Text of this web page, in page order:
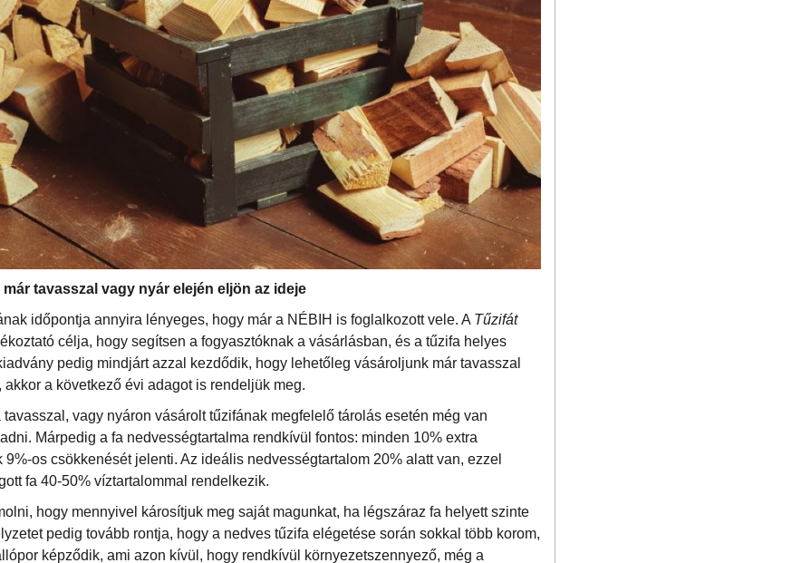
tavasszal vagy nyár elején eljön az ideje
időpontja annyira lényeges, hogy már a NÉBIH is foglalkozott vele. A Tűzifát
célja, hogy segítsen a fogyasztóknak a vásárlásban, és a tűzifa helyes
pedig mindjárt azzal kezdődik, hogy lehetőleg vásároljunk már tavasszal
akkor a következő évi adagot is rendeljük meg.
tavasszal, vagy nyáron vásárolt tűzifának megfelelő tárolás esetén még van
Márpedig a fa nedvességtartalma rendkívül fontos: minden 10% extra
9%-os csökkenését jelenti. Az ideális nedvességtartalom 20% alatt van, ezzel
fa 40-50% víztartalommal rendelkezik.
hogy mennyivel károsítjuk meg saját magunkat, ha légszáraz fa helyett szinte
pedig tovább rontja, hogy a nedves tűzifa elégetése során sokkal több korom,
képződik, ami azon kívül, hogy rendkívül környezetszennyező, még a